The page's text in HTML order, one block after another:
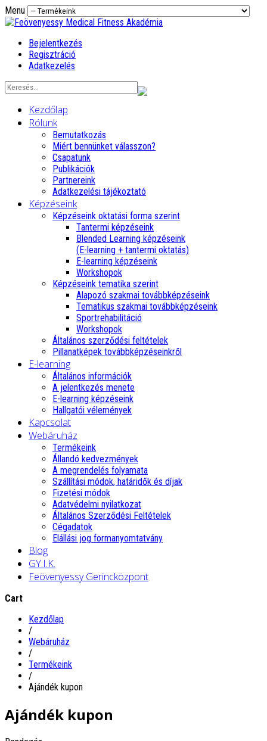
Menu
Bejelentkezés
Regisztráció
Adatkezelés
Kezdőlap
Rólunk
Bemutatkozás
Miért bennünket válasszon?
Csapatunk
Publikációk
Partnereink
Adatkezelési tájékoztató
Képzéseink
Képzéseink oktatási forma szerint
Tantermi képzéseink
Blended Learning képzéseink
(E-learning + tantermi oktatás)
E-learning képzéseink
Workshopok
Képzéseink tematika szerint
Alapozó szakmai továbbképzéseink
Tematikus szakmai továbbképzéseink
Sportrehabilitáció
Workshopok
Általános szerződési feltételek
Pillanatképek továbbképzéseinkről
E-learning
Általános információk
A jelentkezés menete
E-learning képzéseink
Hallgatói vélemények
Kapcsolat
Webáruház
Termékeink
Állandó kedvezmények
A megrendelés folyamata
Szállítási módok, határidők és díjak
Fizetési módok
Adatvédelmi nyilatkozat
Általános Szerződési Feltételek
Cégadatok
Elállási jog formanyomtatvány
Blog
GY.I.K.
Feövenyessy Gerincközpont
Cart
Kezdőlap
/
Webáruház
/
Termékeink
/
Ajándék kupon
Ajándék kupon